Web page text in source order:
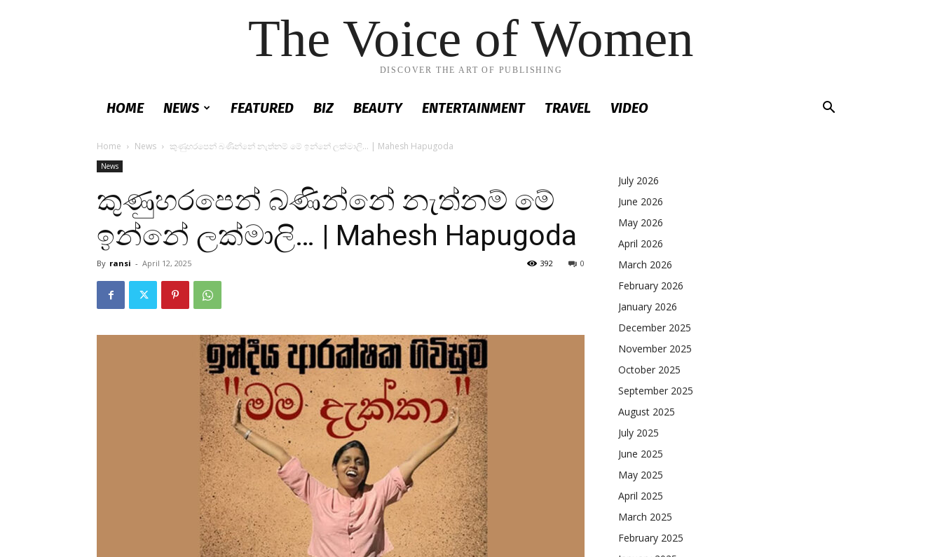
The Voice of Women
DISCOVER THE ART OF PUBLISHING
HOME NEWS FEATURED BIZ BEAUTY ENTERTAINMENT TRAVEL VIDEO
Home News කුණුහරපෙන් බණින්නේ නැත්නම් මේ ඉන්නේ ලක්මාලි… | Mahesh Hapugoda
News
කුණුහරපෙන් බණින්නේ නැත්නම් මේ
ඉන්නේ ලක්මාලි… | Mahesh Hapugoda
By ransi - April 12, 2025 0
392
July 2026
June 2026
May 2026
April 2026
March 2026
February 2026
January 2026
December 2025
November 2025
October 2025
September 2025
August 2025
July 2025
June 2025
May 2025
April 2025
March 2025
February 2025